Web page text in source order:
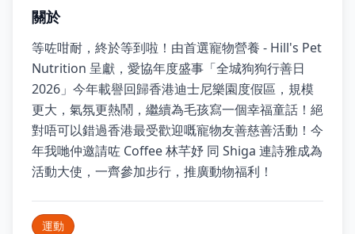
關於
等咗咁耐，終於等到啦！由首選寵物營養 - Hill's Pet
Nutrition 呈獻，愛協年度盛事「全城狗狗行善日
2026」今年載譽回歸香港迪士尼樂園度假區，規模
更大，氣氛更熱鬧，繼續為毛孩寫一個幸福童話！絕
對唔可以錯過香港最受歡迎嘅寵物友善慈善活動！今
年我哋仲邀請咗 Coffee 林芊妤 同 Shiga 連詩雅成為
活動大使，一齊參加步行，推廣動物福利！
運動